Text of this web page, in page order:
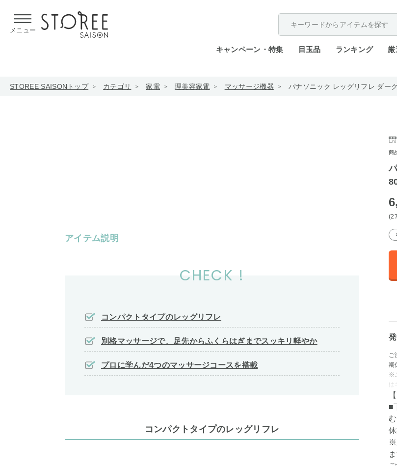
メニュー
キャンペーン・特集 目玉品 ランキング 厳
STOREE SAISONトップ カテゴリ 家電 理美容家電 マッサージ機器 パナソニック レッグリフレ ダー
アイテム説明
CHECK !
コンパクトタイプのレッグリフレ
別格マッサージで、足先からふくらはぎまでスッキリ軽やか
プロに学んだ4つのマッサージコースを搭載
コンパクトタイプのレッグリフレ
商
ご
期
※
は
■
※